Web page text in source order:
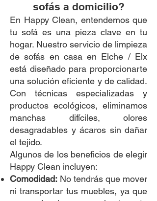
sofás a domicilio?
En Happy Clean, entendemos que
tu sofá es una pieza clave en tu
hogar. Nuestro servicio de limpieza
de sofás en casa en Elche / Elx
está diseñado para proporcionarte
una solución eficiente y de calidad.
Con técnicas especializadas y
productos ecológicos, eliminamos
manchas difíciles, olores
desagradables y ácaros sin dañar
el tejido.
Algunos de los beneficios de elegir
Happy Clean incluyen:
Comodidad: No tendrás que mover
ni transportar tus muebles, ya que